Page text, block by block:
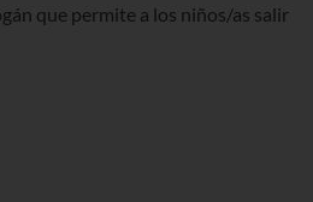
que permite a los niños/as salir